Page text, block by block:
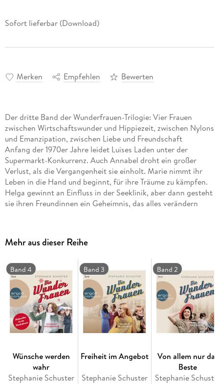
Sofort lieferbar (Download)
Merken Empfehlen Bewerten
Der dritte Band der Wunderfrauen-Trilogie: Vier Frauen
zwischen Wirtschaftswunder und Hippiezeit, zwischen Nylons
und Emanzipation, zwischen Liebe und Freundschaft
Anfang der 1970er Jahre leidet Luises Laden unter der
Supermarkt-Konkurrenz. Auch Annabel droht ein großer
Verlust, als die Vergangenheit sie einholt. Marie nimmt ihr
Leben in die Hand und beginnt, für ihre Träume zu kämpfen.
Helga gewinnt an Einfluss in der Seeklinik, aber dann gesteht
sie ihren Freundinnen ein Geheimnis, das alles verändern
Mehr aus dieser Reihe
Band 4
Wünsche werden
wahr
Stephanie Schuster
Band 3
Freiheit im Angebot
Stephanie Schuster
Band 2
Von allem nur das
Beste
Stephanie